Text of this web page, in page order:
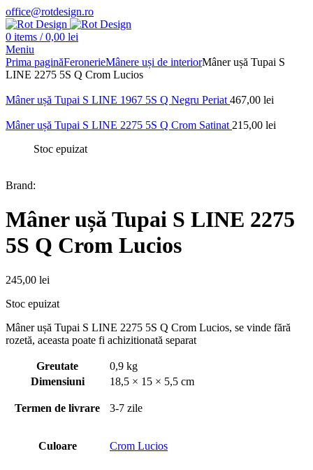
office@rotdesign.ro
0 items / 0,00 lei
Meniu
Prima paginăFeronerieMânere uși de interiorMâner ușă Tupai S
LINE 2275 5S Q Crom Lucios
Mâner ușă Tupai S LINE 1967 5S Q Negru Periat 467,00 lei
Mâner ușă Tupai S LINE 2275 5S Q Crom Satinat 215,00 lei
Stoc epuizat
Brand:
Mâner ușă Tupai S LINE 2275
5S Q Crom Lucios
245,00 lei
Stoc epuizat
Mâner ușă Tupai S LINE 2275 5S Q Crom Lucios, se vinde fără
rozetă, aceasta poate fi achizitionată separat
Greutate
0,9 kg
Dimensiuni
18,5 × 15 × 5,5 cm
Termen de livrare 3-7 zile
Culoare Crom Lucios